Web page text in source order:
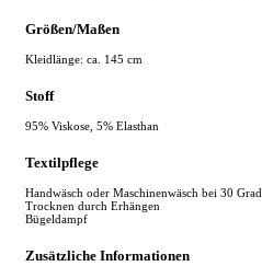
Größen/Maßen
Kleidlänge: ca. 145 cm
Stoff
95% Viskose, 5% Elasthan
Textilpflege
Handwäsch oder Maschinenwäsch bei 30 Grad
Trocknen durch Erhängen
Bügeldampf
Zusätzliche Informationen